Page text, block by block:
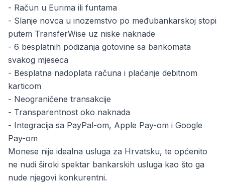
- Račun u Eurima ili funtama
- Slanje novca u inozemstvo po međubankarskoj stopi
putem TransferWise uz niske naknade
- 6 besplatnih podizanja gotovine sa bankomata
svakog mjeseca
- Besplatna nadoplata računa i plaćanje debitnom
karticom
- Neograničene transakcije
- Transparentnost oko naknada
- Integracija sa PayPal-om, Apple Pay-om i Google
Pay-om
Monese nije idealna usluga za Hrvatsku, te općenito
ne nudi široki spektar bankarskih usluga kao što ga
nude njegovi konkurentni.